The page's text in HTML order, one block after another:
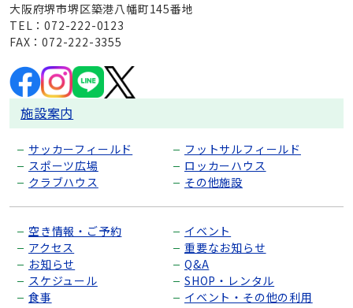
大阪府堺市堺区築港八幡町145番地
TEL：072-222-0123
FAX：072-222-3355
施設案内
サッカーフィールド
フットサルフィールド
スポーツ広場
ロッカーハウス
クラブハウス
その他施設
空き情報・ご予約
イベント
アクセス
重要なお知らせ
お知らせ
Q&A
スケジュール
SHOP・レンタル
食事
イベント・その他の利用